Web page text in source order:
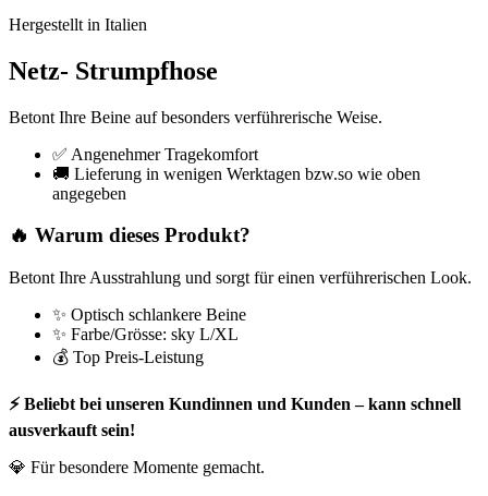
Hergestellt in Italien
Netz- Strumpfhose
Betont Ihre Beine auf besonders verführerische Weise.
✅ Angenehmer Tragekomfort
🚚 Lieferung in wenigen Werktagen bzw.so wie oben
angegeben
🔥 Warum dieses Produkt?
Betont Ihre Ausstrahlung und sorgt für einen verführerischen Look.
✨ Optisch schlankere Beine
✨ Farbe/Grösse: sky L/XL
💰 Top Preis-Leistung
⚡ Beliebt bei unseren Kundinnen und Kunden – kann schnell
ausverkauft sein!
💎 Für besondere Momente gemacht.